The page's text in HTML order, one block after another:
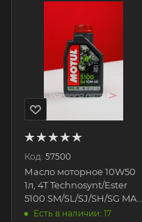
Код: 57500
Масло моторное 10W50
1л, 4T Technosynt/Ester
5100 SM/SL/SJ/SH/SG MA2
(п/с) 113188 MOTUL
Есть в наличии: 17